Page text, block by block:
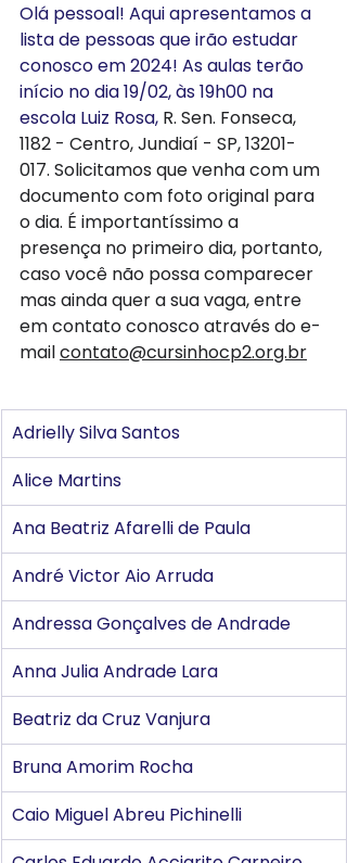
Olá pessoal! Aqui apresentamos a
lista de pessoas que irão estudar
conosco em 2024! As aulas terão
início no dia 19/02, às 19h00 na
escola Luiz Rosa, R. Sen. Fonseca,
1182 - Centro, Jundiaí - SP, 13201-
017. Solicitamos que venha com um
documento com foto original para
o dia. É importantíssimo a
presença no primeiro dia, portanto,
caso você não possa comparecer
mas ainda quer a sua vaga, entre
em contato conosco através do e-
mail contato@cursinhocp2.org.br
Adrielly Silva Santos
Alice Martins
Ana Beatriz Afarelli de Paula
André Victor Aio Arruda
Andressa Gonçalves de Andrade
Anna Julia Andrade Lara
Beatriz da Cruz Vanjura
Bruna Amorim Rocha
Caio Miguel Abreu Pichinelli